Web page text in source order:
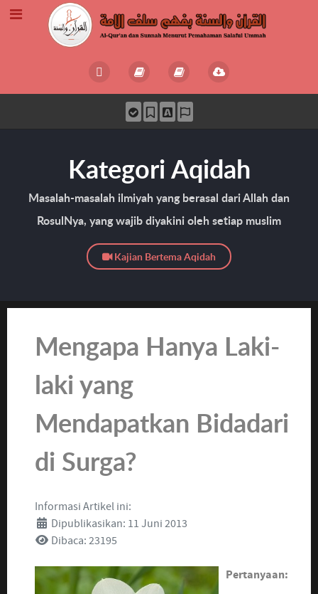
Kategori Aqidah
Masalah-masalah ilmiyah yang berasal dari Allah dan
RosulNya, yang wajib diyakini oleh setiap muslim
Kajian Bertema Aqidah
Mengapa Hanya Laki-
laki yang
Mendapatkan Bidadari
di Surga?
Informasi Artikel ini:
Dipublikasikan: 11 Juni 2013
Dibaca: 23195
Pertanyaan: